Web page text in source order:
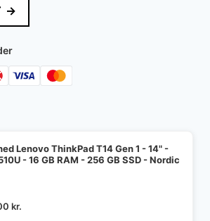
→
Lenovo ThinkPad T14 Gen 1 - 14" -
- 16 GB RAM - 256 GB SSD - Nordic
kr.